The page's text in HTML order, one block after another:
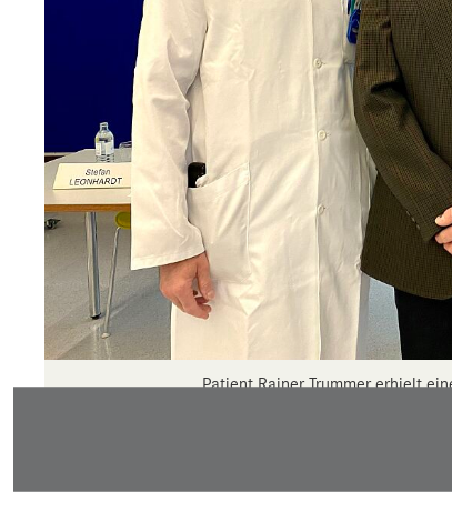
Patient Rainer Trummer erhielt